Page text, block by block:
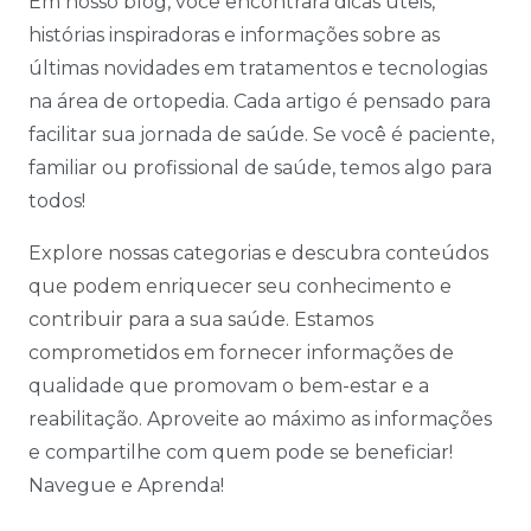
histórias inspiradoras e informações sobre as
últimas novidades em tratamentos e tecnologias
na área de ortopedia. Cada artigo é pensado para
facilitar sua jornada de saúde. Se você é paciente,
familiar ou profissional de saúde, temos algo para
todos!
Explore nossas categorias e descubra conteúdos
que podem enriquecer seu conhecimento e
contribuir para a sua saúde. Estamos
comprometidos em fornecer informações de
qualidade que promovam o bem-estar e a
reabilitação. Aproveite ao máximo as informações
e compartilhe com quem pode se beneficiar!
Navegue e Aprenda!